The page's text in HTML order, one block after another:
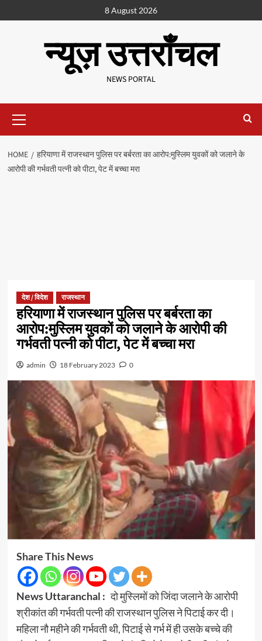
8 August 2026
न्यूज़ उत्तराँचल
NEWS PORTAL
HOME
हरियाणा में राजस्थान पुलिस पर बर्बरता का आरोप:मुस्लिम युवकों को जलाने के
आरोपी की गर्भवती पत्नी को पीटा, पेट में बच्चा मरा
देश / विदेश राजस्थान
हरियाणा में राजस्थान पुलिस पर बर्बरता का
आरोप:मुस्लिम युवकों को जलाने के आरोपी की
गर्भवती पत्नी को पीटा, पेट में बच्चा मरा
admin 18 February 2023 0
Share This News
News Uttaranchal :दो मुस्लिमों को जिंदा जलाने के आरोपी
श्रीकांत की गर्भवती पत्नी की राजस्थान पुलिस ने पिटाई कर दी।
महिला नौ महीने की गर्भवती थी, पिटाई से गर्भ में ही उसके बच्चे की